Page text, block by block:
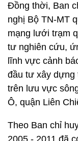
Đồng thời, Ban
nghị Bộ TN-MT
mạng lưới trạm
tư nghiên cứu,
lĩnh vực cảnh
đầu tư xây dựng
trên lưu vực
Ô, quận Liên
Theo Ban chỉ
2005 - 2011 đã